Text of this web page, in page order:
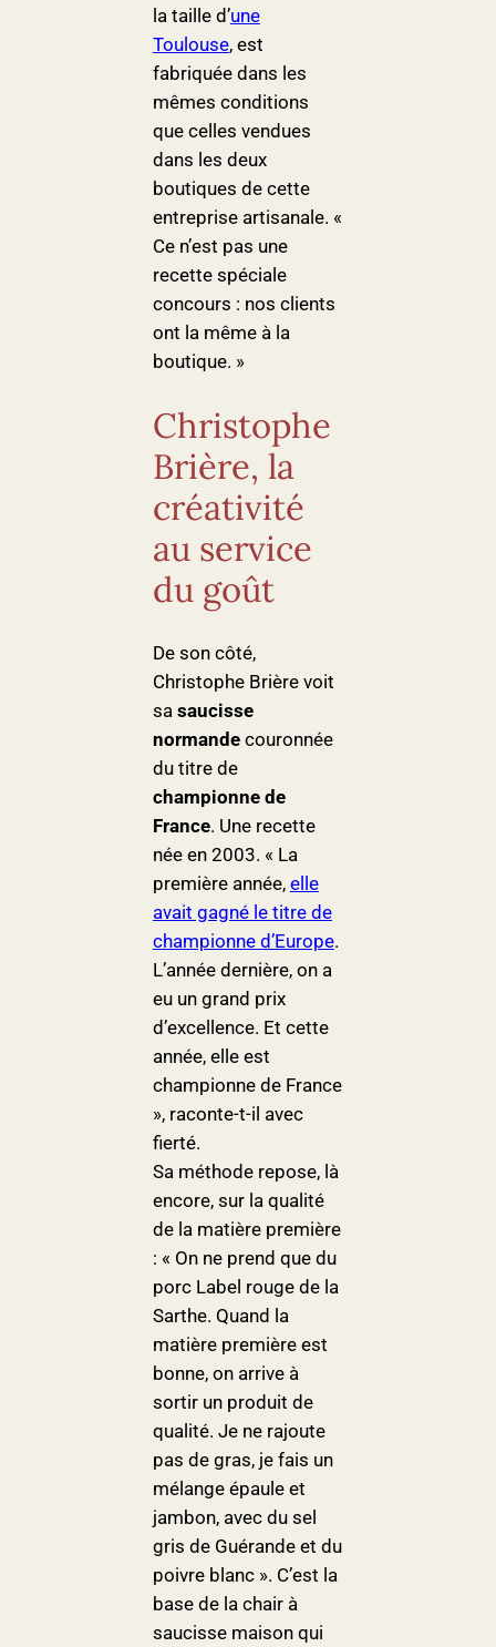
la taille d’une
Toulouse, est
fabriquée dans les
mêmes conditions
que celles vendues
dans les deux
boutiques de cette
entreprise artisanale. «
Ce n’est pas une
recette spéciale
concours : nos clients
ont la même à la
boutique. »
Christophe
Brière, la
créativité
au service
du goût
De son côté,
Christophe Brière voit
sa saucisse
normandecouronnée
du titre de
championne de
France. Une recette
née en 2003. « La
première année, elle
avait gagné le titre de
championne d’Europe.
L’année dernière, on a
eu un grand prix
d’excellence. Et cette
année, elle est
championne de France
», raconte-t-il avec
fierté.
Sa méthode repose, là
encore, sur la qualité
de la matière première
: « On ne prend que du
porc Label rouge de la
Sarthe. Quand la
matière première est
bonne, on arrive à
sortir un produit de
qualité. Je ne rajoute
pas de gras, je fais un
mélange épaule et
jambon, avec du sel
gris de Guérande et du
poivre blanc ». C’est la
base de la chair à
saucisse maison qui